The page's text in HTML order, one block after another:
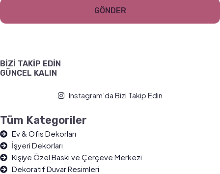
GÖNDER
BİZİ TAKİP EDİN
GÜNCEL KALIN
Instagram’da Bizi Takip Edin
Tüm Kategoriler
Ev & Ofis Dekorları
İşyeri Dekorları
Kişiye Özel Baskı ve Çerçeve Merkezi
Dekoratif Duvar Resimleri